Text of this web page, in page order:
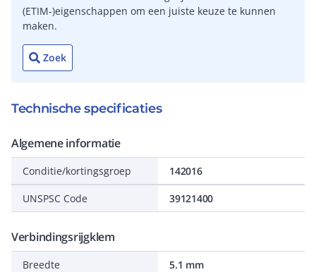
(ETIM-)eigenschappen om een juiste keuze te kunnen
maken.
Zoek
Technische specificaties
Algemene informatie
Conditie/kortingsgroep 142016
UNSPSC Code 39121400
Verbindingsrijgklem
Breedte
5.1 mm